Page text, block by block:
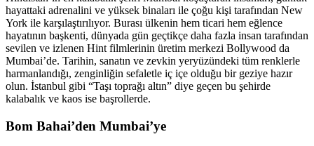
hayattaki adrenalini ve yüksek binaları ile çoğu kişi tarafından New
York ile karşılaştırılıyor. Burası ülkenin hem ticari hem eğlence
hayatının başkenti, dünyada gün geçtikçe daha fazla insan tarafından
sevilen ve izlenen Hint filmlerinin üretim merkezi Bollywood da
Mumbai’de. Tarihin, sanatın ve zevkin yeryüzündeki tüm renklerle
harmanlandığı, zenginliğin sefaletle iç içe olduğu bir geziye hazır
olun. İstanbul gibi “Taşı toprağı altın” diye geçen bu şehirde
kalabalık ve kaos ise başrollerde.
Bom Bahai’den Mumbai’ye